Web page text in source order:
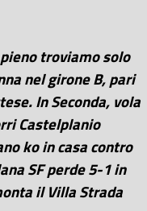
troviamo solo
nel girone B, pari
In Seconda, vola
Castelplanio
ko in casa contro
SF perde 5-1 in
il Villa Strada